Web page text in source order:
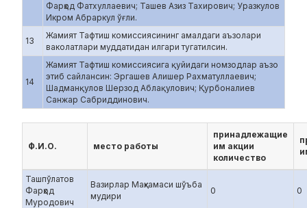
Фарҳод Фатхуллаевич; Ташев Азиз Тахирович; Уразкулов
Икром Абраркул ўғли.
13
Жамият Тафтиш комиссиясининг амалдаги аъзолари
ваколатлари муддатидан илгари тугатилсин.
14
Жамият Тафтиш комиссиясига қуйидаги номзодлар аъзо
этиб сайлансин: Эргашев Алишер Рахматуллаевич;
Шадманқулов Шерзод Аблақулович; Қурбоналиев
Санжар Сабриддинович.
Ф.И.О. место работы
принадлежащие
им акции
количество
Ташпўлатов
Фарҳод
Муродович
Вазирлар Маҳкамаси шўъба
мудири
0 0